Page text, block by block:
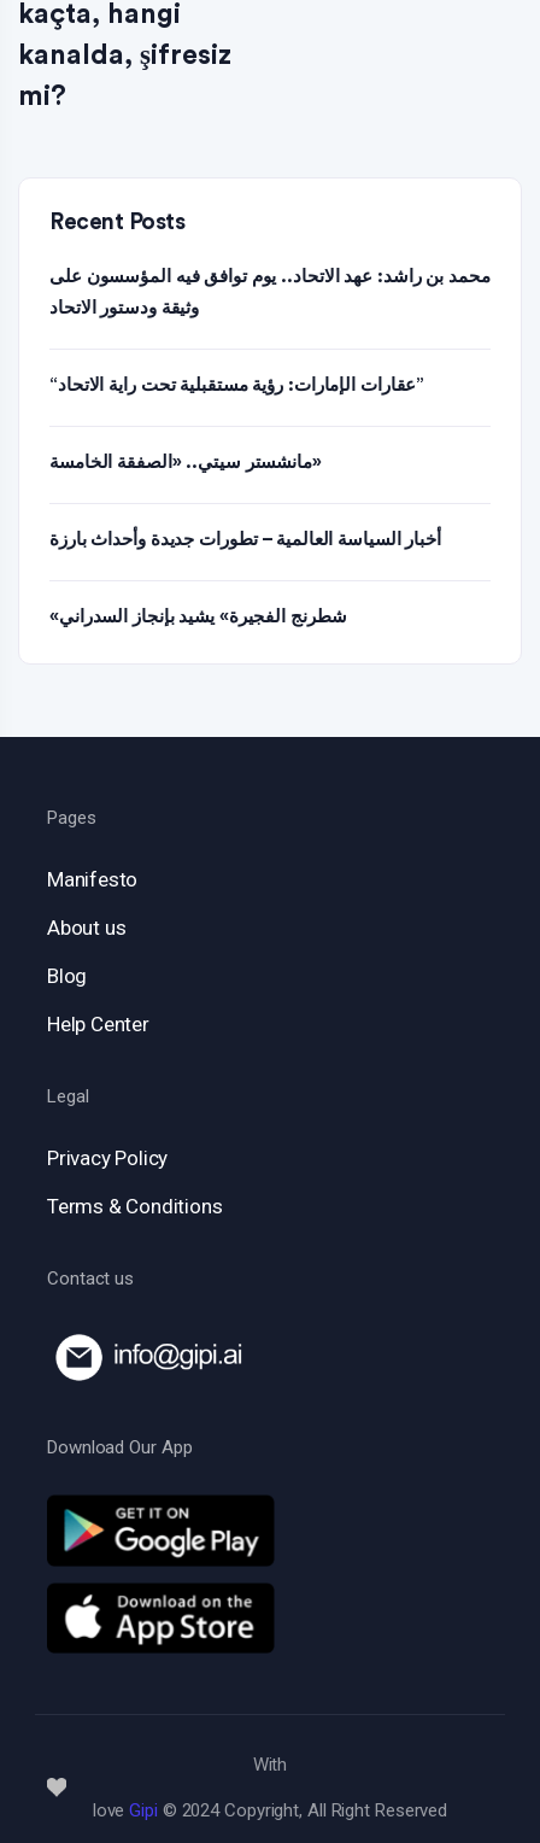
kaçta, hangi
kanalda, şifresiz
mi?
Recent Posts
محمد بن راشد: عهد الاتحاد.. يوم توافق فيه المؤسسون على
وثيقة ودستور الاتحاد
“عقارات الإمارات: رؤية مستقبلية تحت راية الاتحاد”
مانشستر سيتي.. «الصفقة الخامسة»
أخبار السياسة العالمية – تطورات جديدة وأحداث بارزة
«شطرنج الفجيرة» يشيد بإنجاز السدراني
Pages
Manifesto
About us
Blog
Help Center
Legal
Privacy Policy
Terms & Conditions
Contact us
Download Our App
With
loveGipi © 2024 Copyright, All Right Reserved